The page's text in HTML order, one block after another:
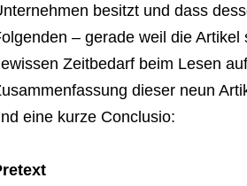
besitzt und dass
– gerade weil die
Zeitbedarf beim Lesen
dieser neun
eine kurze Conclusio: